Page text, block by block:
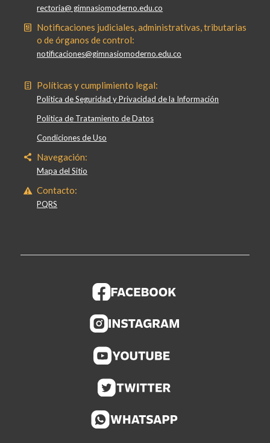
rectoria@ gimnasiomoderno.edu.co
Notificaciones judiciales, administrativas, tributarias
o de órganos de control:
notificaciones@gimnasiomoderno.edu.co
Políticas y cumplimiento legal:
Política de Seguridad y Privacidad de la Información
Política de Tratamiento de Datos
Condiciones de Uso
Navegación:
Mapa del Sitio
Contacto:
PQRS